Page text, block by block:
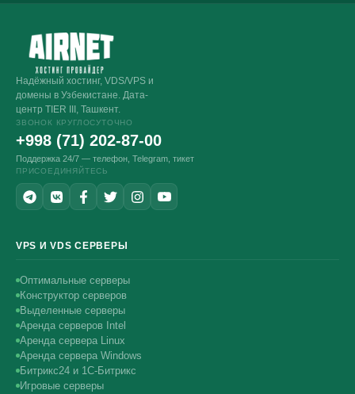
Надёжный хостинг, VDS/VPS и
домены в Узбекистане. Дата-
центр TIER III, Ташкент.
ЗВОНОК КРУГЛОСУТОЧНО
+998 (71) 202-87-00
Поддержка 24/7 — телефон, Telegram, тикет
ПРИСОЕДИНЯЙТЕСЬ
VPS И VDS СЕРВЕРЫ
Оптимальные серверы
Конструктор серверов
Выделенные серверы
Аренда серверов Intel
Аренда сервера Linux
Аренда сервера Windows
Битрикс24 и 1С-Битрикс
Игровые серверы